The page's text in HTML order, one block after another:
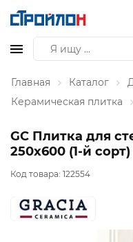
Главная Каталог
Керамическая плитка
GC Плитка для
250х600 (1-й сорт)
Код товара: 122554